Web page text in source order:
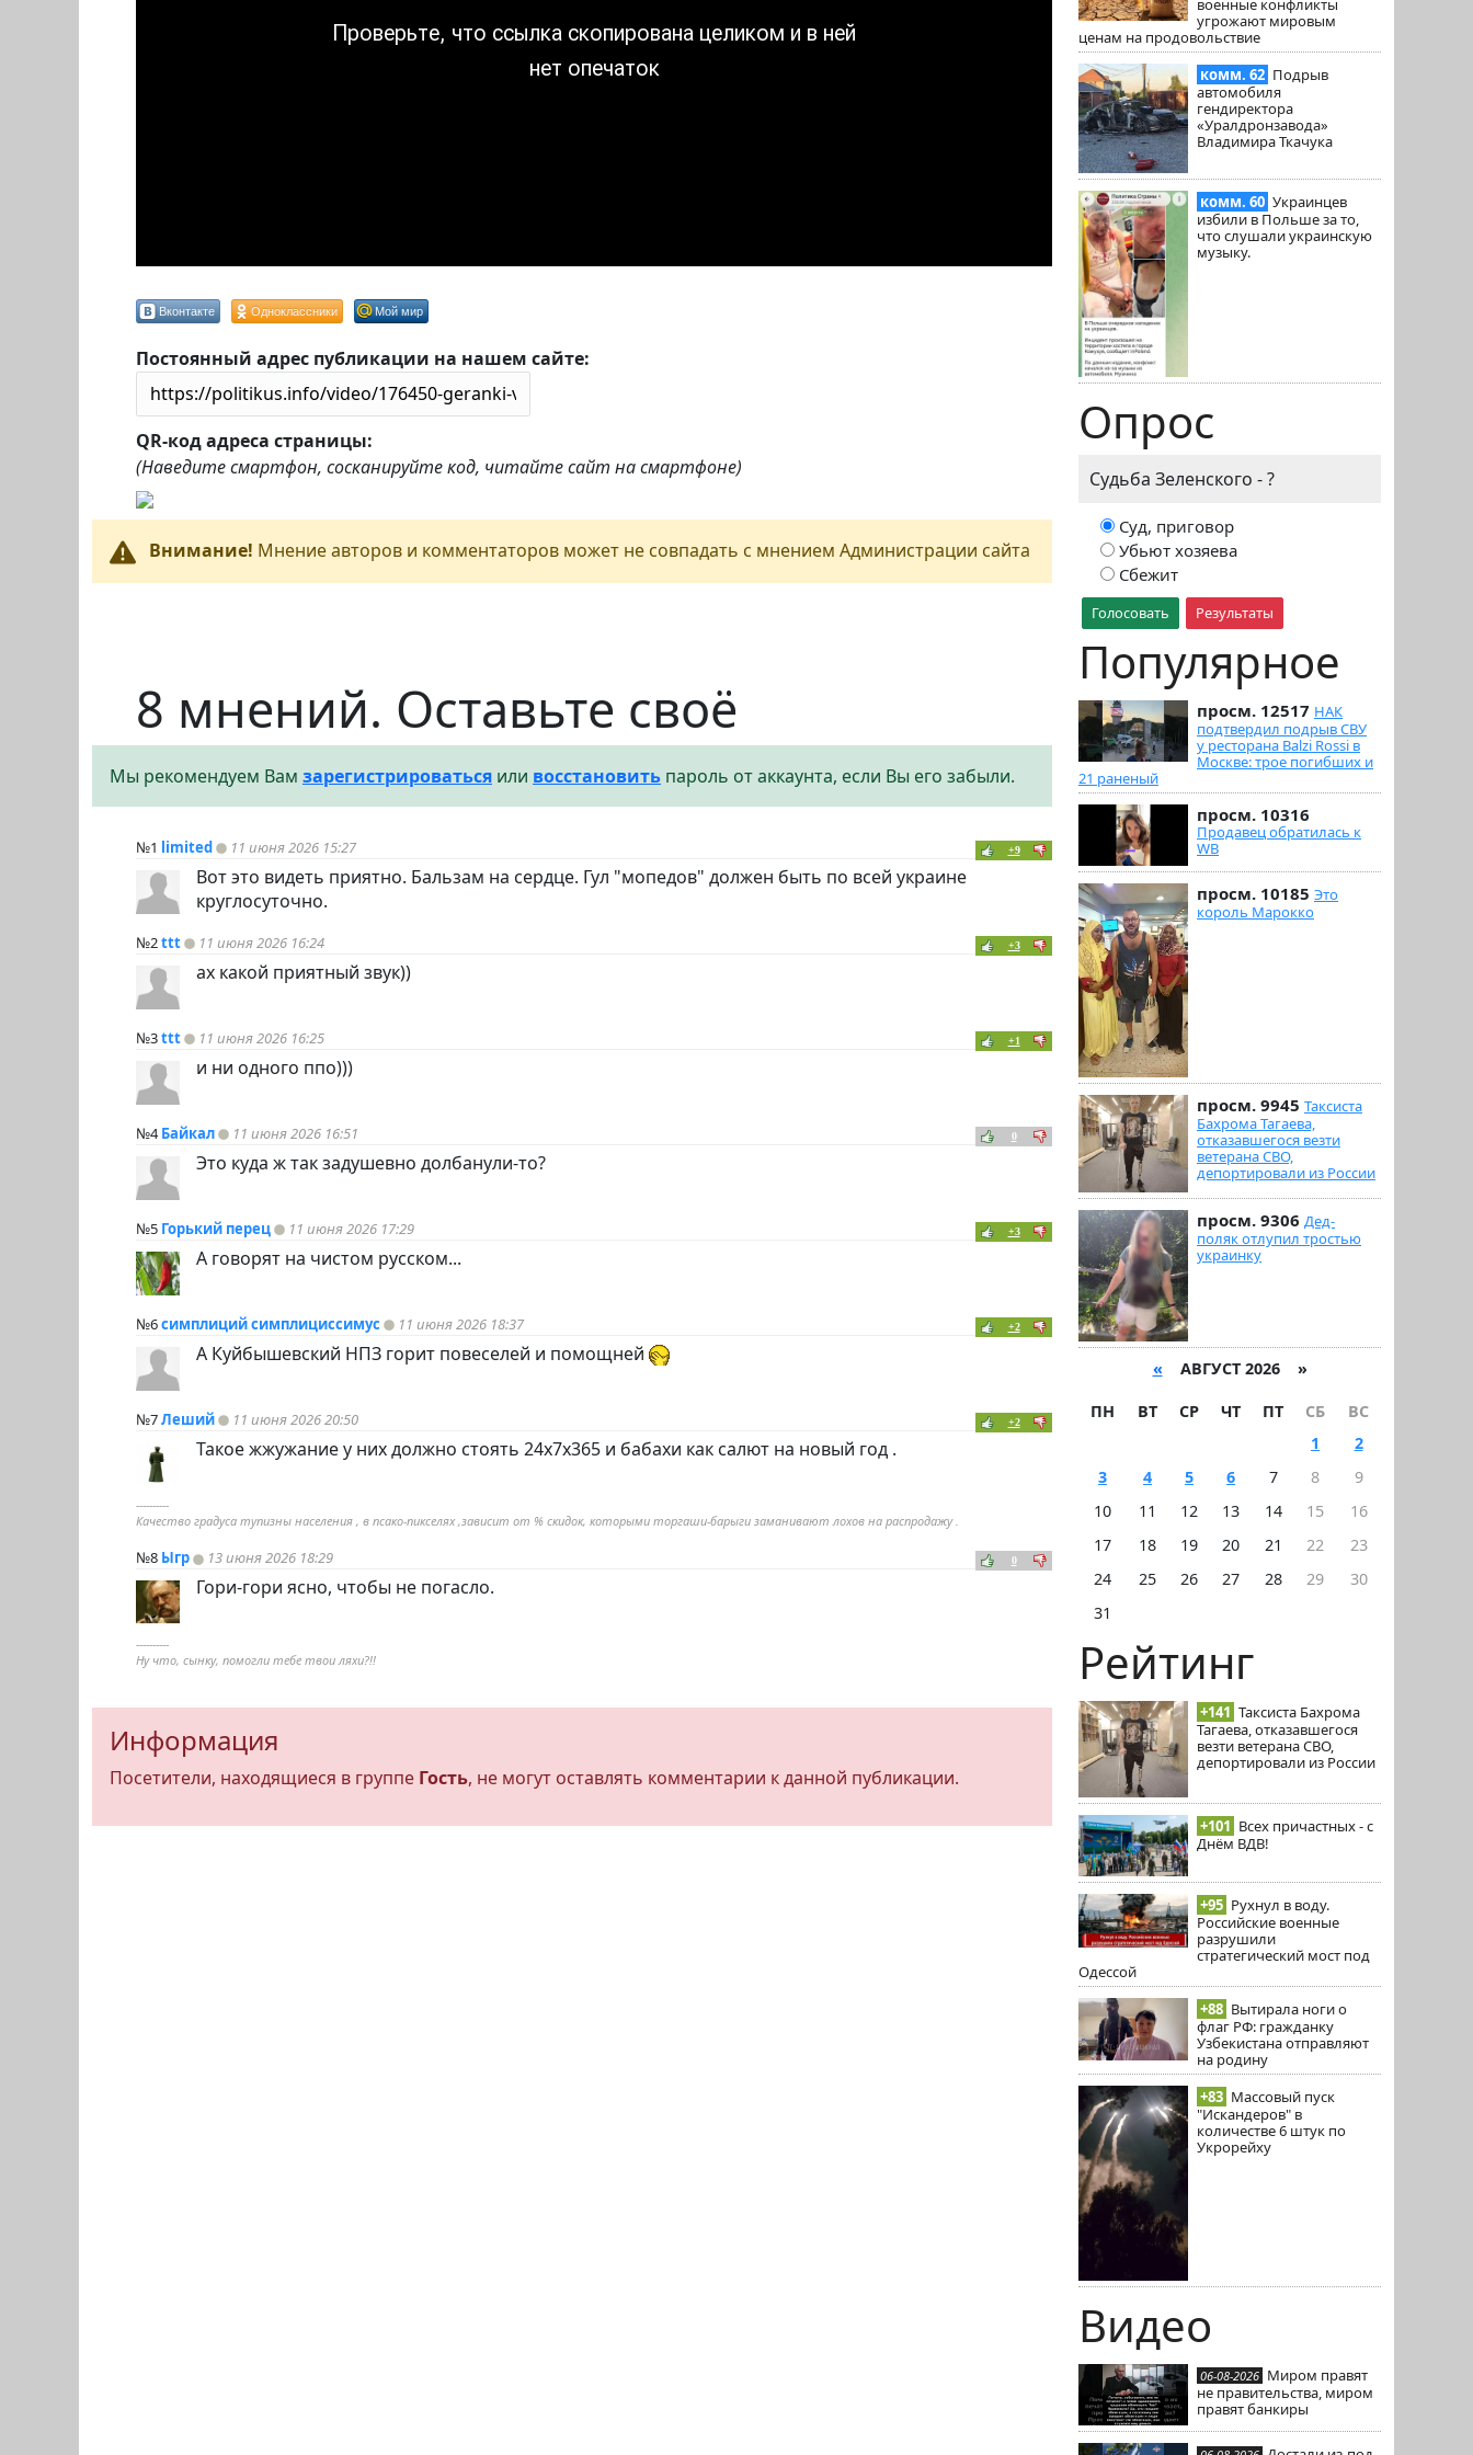
военные конфликты
угрожают мировым
ценам на продовольствие
комм. 62 Подрыв
автомобиля
гендиректора
«Уралдронзавода»
Владимира Ткачука
комм. 60 Украинцев
избили в Польше за то,
что слушали украинскую
музыку.
Опрос
Судьба Зеленского - ?
Суд, приговор
Убьют хозяева
Сбежит
Голосовать Результаты
Популярное
просм. 12517 НАК
подтвердил подрыв СВУ
у ресторана Balzi Rossi в
Москве: трое погибших и
21 раненый
просм. 10316
Продавец обратилась к
WB
просм. 10185 Это
король Марокко
просм. 9945 Таксиста
Бахрома Тагаева,
отказавшегося везти
ветерана СВО,
депортировали из России
просм. 9306 Дед-
поляк отлупил тростью
украинку
« АВГУСТ 2026 »
ПН ВТ СР ЧТ ПТ СБ
ВС
1
2
3
4 5 6 7 8
9
10
11 12 13 14 15
16
17
18 19 20 21 22
23
24
25 26 27 28 29
30
31
Рейтинг
+141 Таксиста Бахрома
Тагаева, отказавшегося
везти ветерана СВО,
депортировали из России
+101 Всех причастных - с
Днём ВДВ!
+95 Рухнул в воду.
Российские военные
разрушили
стратегический мост под
Одессой
+88 Вытирала ноги о
флаг РФ: гражданку
Узбекистана отправляют
на родину
+83 Массовый пуск
"Искандеров" в
количестве 6 штук по
Укрорейху
Видео
06-08-2026 Миром правят
не правительства, миром
правят банкиры
Вконтакте Одноклассники Мой мир
Постоянный адрес публикации на нашем сайте:
QR-код адреса страницы:
(Наведите смартфон, сосканируйте код, читайте сайт на смартфоне)
Внимание! Мнение авторов и комментаторов может не совпадать с мнением Администрации сайта
8 мнений. Оставьте своё
Мы рекомендуем Вам зарегистрироваться или восстановить пароль от аккаунта, если Вы его забыли.
№1 limited 11 июня 2026 15:27 +9
Вот это видеть приятно. Бальзам на сердце. Гул "мопедов" должен быть по всей украине
круглосуточно.
№2ttt 11 июня 2026 16:24 +3
ах какой приятный звук))
№3ttt 11 июня 2026 16:25 +1
и ни одного ппо)))
№4Байкал 11 июня 2026 16:51 0
Это куда ж так задушевно долбанули-то?
№5 Горький перец 11 июня 2026 17:29 +3
А говорят на чистом русском...
№6симплиций симплициссимус 11 июня 2026 18:37 +2
А Куйбышевский НПЗ горит повеселей и помощней
№7Леший 11 июня 2026 20:50 +2
Такое жжужание у них должно стоять 24х7х365 и бабахи как салют на новый год .
----------
Качество градуса тупизны населения , в псако-пикселях ,зависит от % скидок, которыми торгаши-барыги заманивают лохов на распродажу .
№8 Ыгр 13 июня 2026 18:29 0
Гори-гори ясно, чтобы не погасло.
----------
Ну что, сынку, помогли тебе твои ляхи?!!
Информация
Посетители, находящиеся в группе Гость, не могут оставлять комментарии к данной публикации.